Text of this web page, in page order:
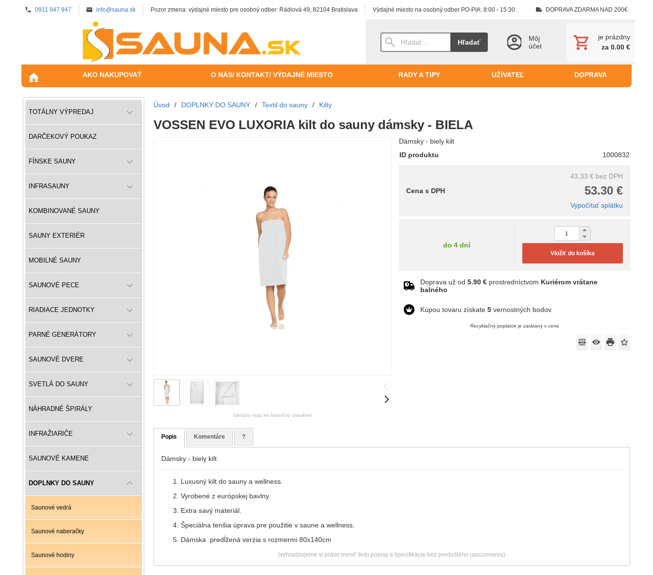
0911 947 947 info@sauna.sk Pozor zmena: výdajné miesto pre osobný odber: Rádiová 49, 82104 Bratislava Výdajné miesto na osobný odber PO-PIA: 8:00 - 15:30 DOPRAVA ZDARMA NAD 200€
Hľadať
Môj
účet
je prázdny
za 0.00 €
AKO NAKUPOVAŤ O NÁS/ KONTAKT/ VÝDAJNÉ MIESTO RADY A TIPY UŽÍVATEĽ DOPRAVA
TOTÁLNY VÝPREDAJ
DARČEKOVÝ POUKAZ
FÍNSKE SAUNY
INFRASAUNY
KOMBINOVANÉ SAUNY
SAUNY EXTERIÉR
MOBILNÉ SAUNY
SAUNOVÉ PECE
RIADIACE JEDNOTKY
PARNÉ GENERÁTORY
SAUNOVÉ DVERE
SVETLÁ DO SAUNY
NÁHRADNÉ ŠPIRÁLY
INFRAŽIARIČE
SAUNOVÉ KAMENE
DOPLNKY DO SAUNY
Saunové vedrá
Saunové naberačky
Saunové hodiny
Úvod / DOPLNKY DO SAUNY / Textil do sauny / Kilty
VOSSEN EVO LUXORIA kilt do sauny dámsky - BIELA
(obrázky majú len ilustračný charakter)
Dámsky - biely kilt
ID produktu
1000832
43.33 € bez DPH
53.30 €
Cena s DPH
Vypočítať splátku
do 4 dní
Vložiť do košíka
Doprava už od5.90 € prostredníctvom Kuriérom vrátane
balného
Kúpou tovaru získate5 vernostných bodov.
Recyklačný poplatok je zarátaný v cene
Popis Komentáre ?
Dámsky - biely kilt
Luxusný kilt do sauny a wellness.
Vyrobené z európskej bavlny.
Extra savý materiál.
Špeciálna tenšia úprava pre použitie v saune a wellness.
Dámska predĺžená verzia s rozmermi 80x140cm
(vyhradzujeme si právo meniť tieto popisy a špecifikácie bez predošlého upozornenia)